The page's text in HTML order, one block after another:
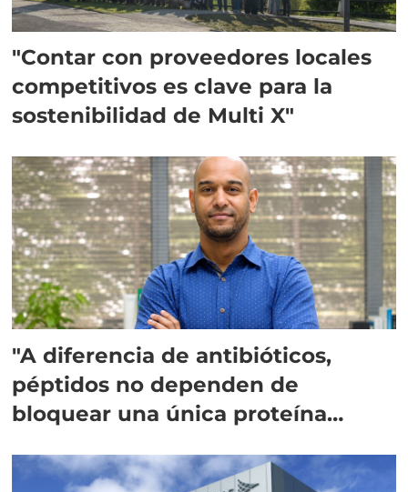
"Contar con proveedores locales
competitivos es clave para la
sostenibilidad de Multi X"
"A diferencia de antibióticos,
péptidos no dependen de
bloquear una única proteína